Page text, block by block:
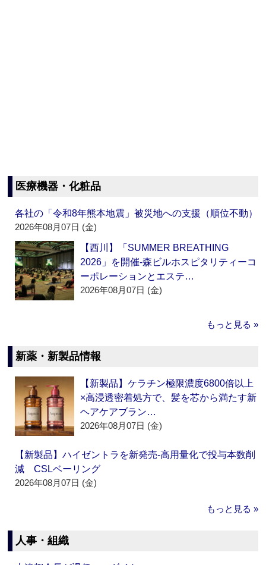
医療機器・化粧品
各社の「令和8年熊本地震」被災地への支援（順位不動）
2026年08月07日 (金)
【西川】「SUMMER BREATHING
2026」を開催‐森ビルホスピタリティーコ
ーポレーションとエステ…
2026年08月07日 (金)
もっと見る »
新薬・新製品情報
【新製品】ケラチン極限濃度6800倍以上
×高浸透密着処方で、髪を芯から満たす新
ヘアケアブラン…
2026年08月07日 (金)
【新製品】ハイゼントラを新発売‐高用量化で投与本数削
減 CSLベーリング
2026年08月07日 (金)
もっと見る »
人事・組織